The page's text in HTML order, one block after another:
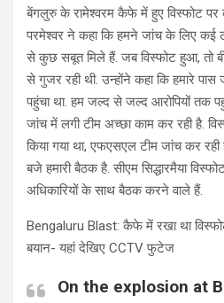
बेंगलुरु के रामेश्वरम कैफे में हुए विस्फोट पर
परमेश्वर ने कहा कि हमने जांच के लिए कई
से कुछ सबूत मिले हैं. जब विस्फोट हुआ, तो
से गुजर रही थी. उन्होंने कहा कि हमारे
पहुंचा था. हम जल्द से जल्द आरोपियों तक
जांच में लगी टीम अच्छा काम कर रही है.
किया गया था, एफएसएल टीम जांच कर
बजे हमारी बैठक है. सीएम सिद्धारमैया
अधिकारियों के साथ बैठक करने वाले हैं.
Bengaluru Blast: कैफे में रखा था
बयान- यहां देखिए CCTV फुटेज
On the explosion at